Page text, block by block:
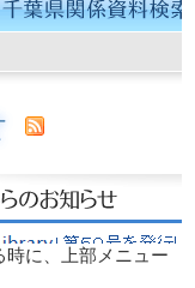
に、上部メニュー